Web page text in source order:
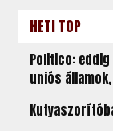
HETI TOP
Politico:
uniós